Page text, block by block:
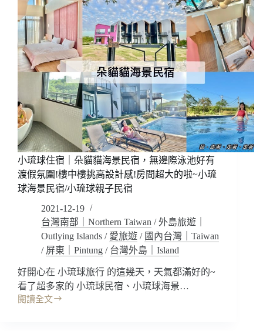
宿/
東
港
民
宿
古
館，
免
費
旗
服
古
裝
拍
好
拍
滿!!
想
起
睡
呢?
小琉球住宿｜朵貓貓海景民宿，無邊際泳池好有
渡假氛圍!樓中樓挑高設計感!房間超大的啦~小琉
球海景民宿/小琉球親子民宿
2021-12-19
台灣南部｜Northern Taiwan /外島旅遊｜
Outlying Islands / 愛旅遊 / 國內台灣｜Taiwan
/ 屏東｜Pintung / 台灣外島｜Island
好開心在 小琉球旅行 的這幾天，天氣都滿好的~
看了超多家的 小琉球民宿、小琉球海景…
閱讀全文
小